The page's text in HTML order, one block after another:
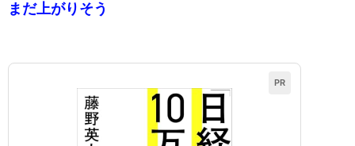
まだ上がりそう
PR